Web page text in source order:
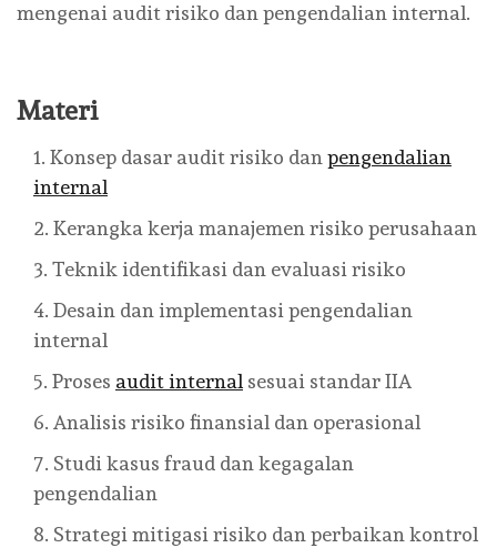
mengenai audit risiko dan pengendalian internal.
Materi
Konsep dasar audit risiko dan pengendalian
internal
Kerangka kerja manajemen risiko perusahaan
Teknik identifikasi dan evaluasi risiko
Desain dan implementasi pengendalian
internal
Proses audit internal sesuai standar IIA
Analisis risiko finansial dan operasional
Studi kasus fraud dan kegagalan
pengendalian
Strategi mitigasi risiko dan perbaikan kontrol